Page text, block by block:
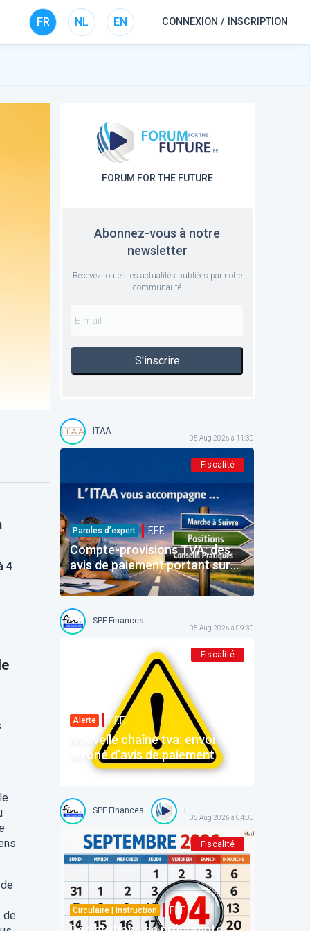
FR NL EN CONNEXION / INSCRIPTION
4
de
FORUM FOR THE FUTURE
Abonnez-vous à notre
newsletter
Recevez toutes les actualités publiées par notre
communauté
S'inscrire
ITAA
05 Aug 2026 à 11:30
Fiscalité
Paroles d’expert F.F.F.
Compte-provisions TVA: des
avis de paiement portant sur
des montants déjà payés
SPF Finances
05 Aug 2026 à 09:30
Fiscalité
Alerte F.F.F.
Nouvelle chaîne tva: envoi
erroné d’avis de paiement
SPF Finances Forum For the Future
05 Aug 2026 à 04:00
Fiscalité
Circulaire | Instruction F.F.F.